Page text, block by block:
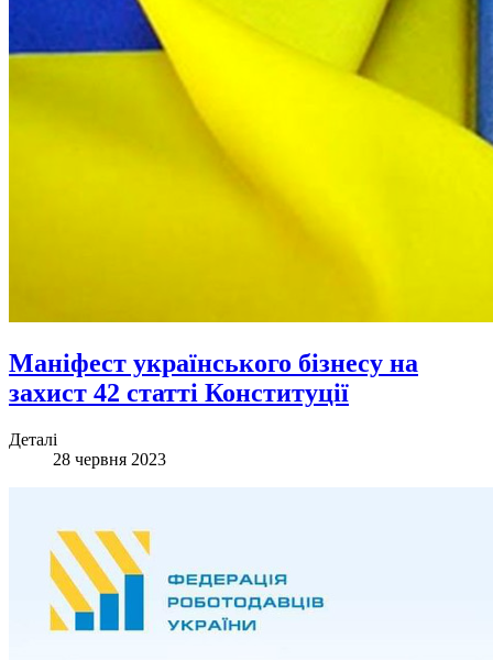
Маніфест українського бізнесу на
захист 42 статті Конституції
Деталі
28 червня 2023